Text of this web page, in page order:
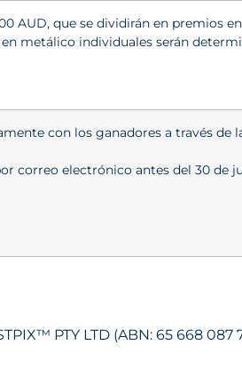
AUD, que se dividirán en premios
metálico individuales serán
con los ganadores a través
correo electrónico antes del 30 de
PTY LTD (ABN: 65 668